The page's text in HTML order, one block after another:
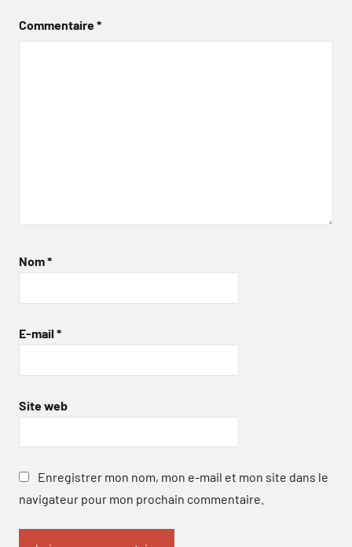
Commentaire*
Nom*
E-mail *
Site web
Enregistrer mon nom, mon e-mail et mon site dans le
navigateur pour mon prochain commentaire.